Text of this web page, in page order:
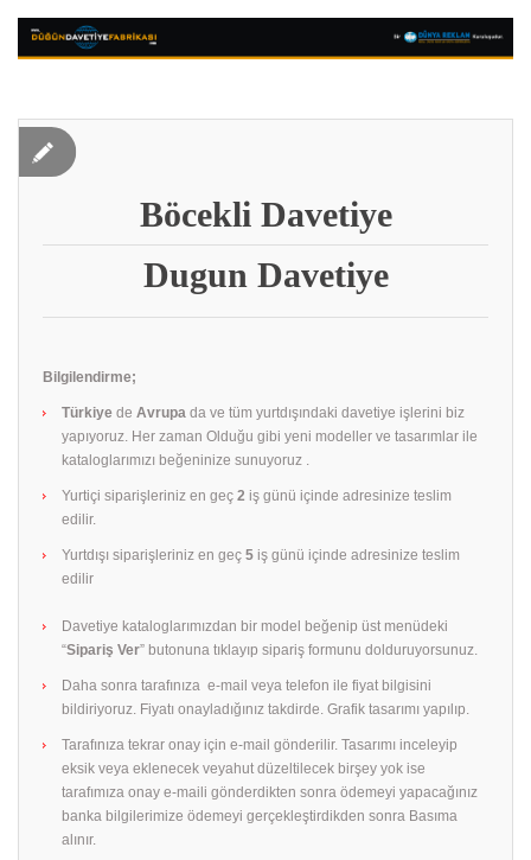
Böcekli Davetiye
Dugun Davetiye
Bilgilendirme;
Türkiye de Avrupa da ve tüm yurtdışındaki davetiye işlerini biz
yapıyoruz. Her zaman Olduğu gibi yeni modeller ve tasarımlar ile
kataloglarımızı beğeninize sunuyoruz .
Yurtiçi siparişleriniz en geç 2 iş günü içinde adresinize teslim
edilir.
Yurtdışı siparişleriniz en geç 5 iş günü içinde adresinize teslim
edilir
Davetiye kataloglarımızdan bir model beğenip üst menüdeki
“Sipariş Ver” butonuna tıklayıp sipariş formunu dolduruyorsunuz.
Daha sonra tarafınıza e-mail veya telefon ile fiyat bilgisini
bildiriyoruz. Fiyatı onayladığınız takdirde. Grafik tasarımı yapılıp.
Tarafınıza tekrar onay için e-mail gönderilir. Tasarımı inceleyip
eksik veya eklenecek veyahut düzeltilecek birşey yok ise
tarafımıza onay e-maili gönderdikten sonra ödemeyi yapacağınız
banka bilgilerimize ödemeyi gerçekleştirdikden sonra Basıma
alınır.